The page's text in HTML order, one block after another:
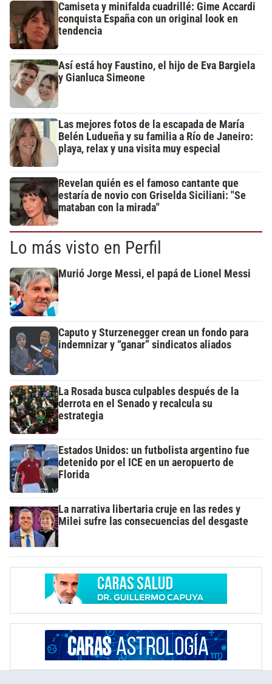
Camiseta y minifalda cuadrillé: Gime Accardi
conquista España con un original look en
tendencia
Así está hoy Faustino, el hijo de Eva Bargiela
y Gianluca Simeone
Las mejores fotos de la escapada de María
Belén Ludueña y su familia a Río de Janeiro:
playa, relax y una visita muy especial
Revelan quién es el famoso cantante que
estaría de novio con Griselda Siciliani: "Se
mataban con la mirada"
Lo más visto en Perfil
Murió Jorge Messi, el papá de Lionel Messi
Caputo y Sturzenegger crean un fondo para
indemnizar y “ganar” sindicatos aliados
La Rosada busca culpables después de la
derrota en el Senado y recalcula su
estrategia
Estados Unidos: un futbolista argentino fue
detenido por el ICE en un aeropuerto de
Florida
La narrativa libertaria cruje en las redes y
Milei sufre las consecuencias del desgaste